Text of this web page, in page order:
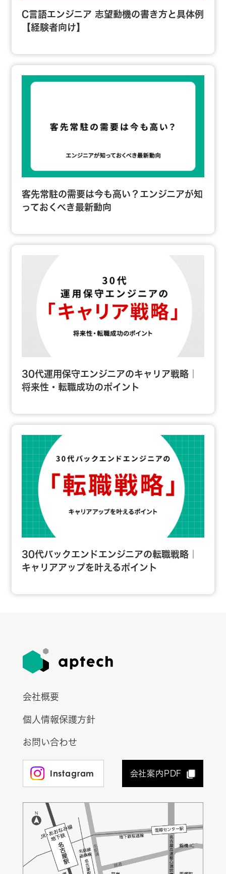
C言語エンジニア 志望動機の書き方と具体例
【経験者向け】
客先常駐の需要は今も高い？エンジニアが知
っておくべき最新動向
30代運用保守エンジニアのキャリア戦略｜
将来性・転職成功のポイント
30代バックエンドエンジニアの転職戦略｜
キャリアアップを叶えるポイント
会社概要
個人情報保護方針
お問い合わせ
Instagram 会社案内PDF